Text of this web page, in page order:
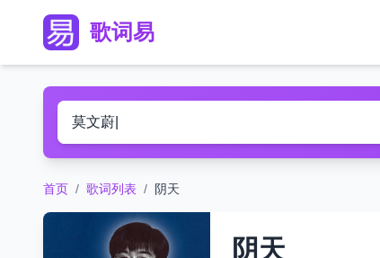
歌词易
首页 / 歌词列表 / 阴天
阴天